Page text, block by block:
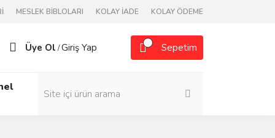
MESLEK BİBLOLARI KOLAY İADE KOLAY ÖDEME
Üye Ol /Giriş Yap Sepetim